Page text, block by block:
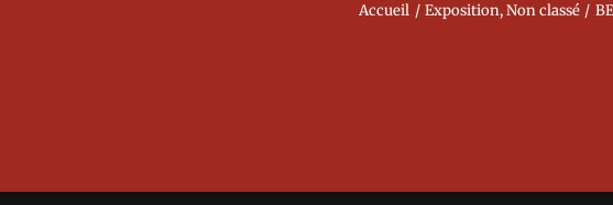
Accueil Exposition Non classé